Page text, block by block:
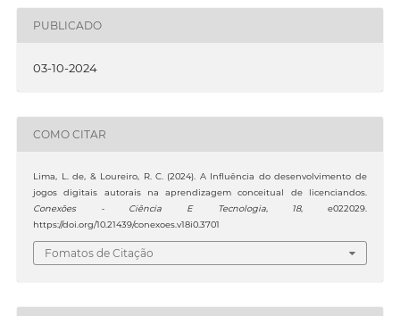
PUBLICADO
03-10-2024
COMO CITAR
Lima, L. de, & Loureiro, R. C. (2024). A Influência do desenvolvimento de
jogos digitais autorais na aprendizagem conceitual de licenciandos.
Conexões - Ciência E Tecnologia, 18, e022029.
https://doi.org/10.21439/conexoes.v18i0.3701
Fomatos de Citação